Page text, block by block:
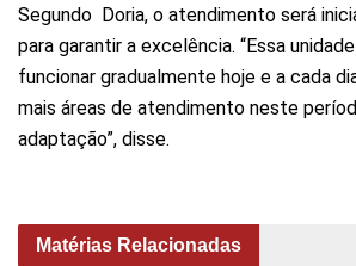
Segundo Doria, o atendimento será
para garantir a excelência. “Essa
funcionar gradualmente hoje e a cada
mais áreas de atendimento neste
adaptação”, disse.
Matérias Relacionadas